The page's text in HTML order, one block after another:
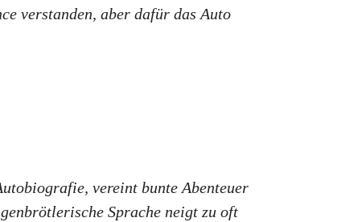
verstanden, aber dafür das Auto
vereint bunte Abenteuer
Sprache neigt zu oft